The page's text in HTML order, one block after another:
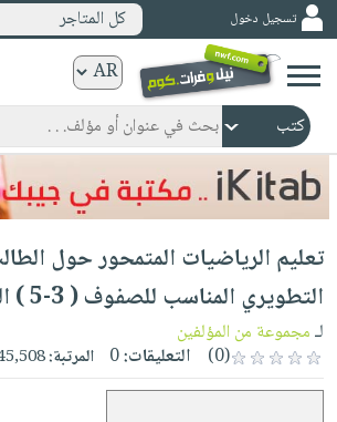
ورقية
المواضيع
صدر
حديثاً
الأكثر
مبيعاً
جوائز
شحن
مخفض
عروض
كتب
الكترونية
الرئيسية
صدر
حديثاً
الأكثر
مبيعاً
كتب
صوتية
الصفحة
الرئيسية
أطفال
تسجيل دخول كل المتاجر
تعليم الرياضيات المتمحور حول
التطويري المناسب للصفوف ( 3-5 ) المجلد الثاني
لـمجموعة من المؤلفين
(0)
التعليقات:0 المرتبة:345,508